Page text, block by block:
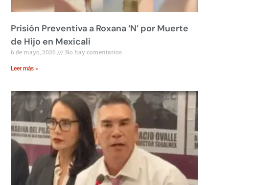
Prisión Preventiva a Roxana ‘N’ por Muerte
de Hijo en Mexicali
6 de mayo, 2026 No hay comentarios
Leer más »